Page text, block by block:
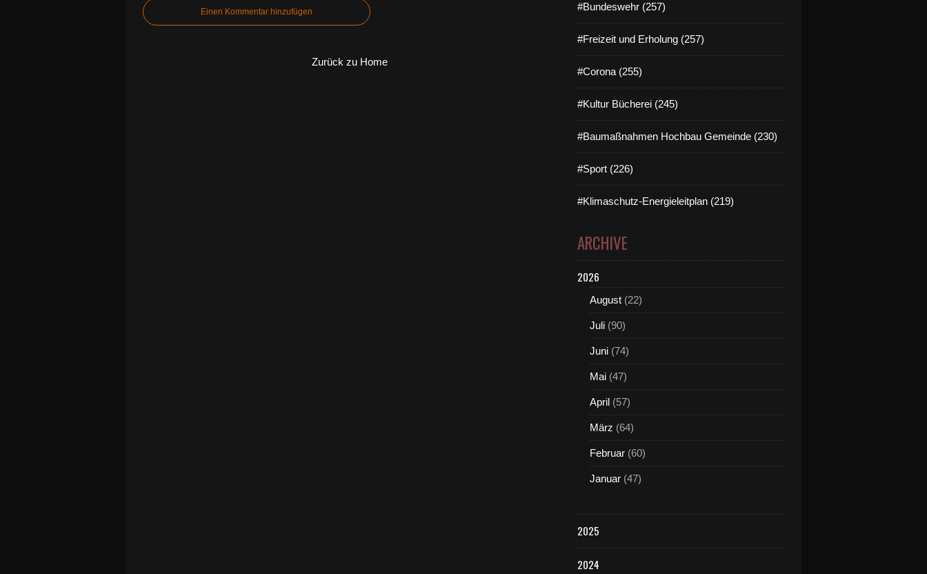
Einen Kommentar hinzufügen
Zurück zu Home
#Bundeswehr (257)
#Freizeit und Erholung (257)
#Corona (255)
#Kultur Bücherei (245)
#Baumaßnahmen Hochbau Gemeinde (230)
#Sport (226)
#Klimaschutz-Energieleitplan (219)
ARCHIVE
2026
August (22)
Juli (90)
Juni (74)
Mai (47)
April (57)
März (64)
Februar (60)
Januar (47)
2025
2024